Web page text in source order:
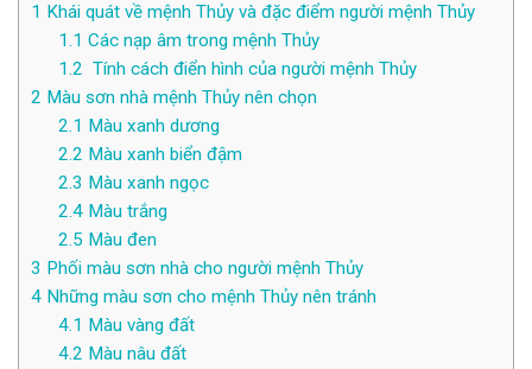
1 Khái quát về mệnh Thủy và đặc điểm người mệnh Thủy
1.1 Các nạp âm trong mệnh Thủy
1.2 Tính cách điển hình của người mệnh Thủy
2 Màu sơn nhà mệnh Thủy nên chọn
2.1 Màu xanh dương
2.2 Màu xanh biển đậm
2.3 Màu xanh ngọc
2.4Màu trắng
2.5 Màu đen
3 Phối màu sơn nhà cho người mệnh Thủy
4 Những màu sơn cho mệnh Thủy nên tránh
4.1 Màu vàng đất
4.2 Màu nâu đất